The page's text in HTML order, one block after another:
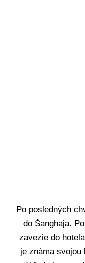
Po posledných
do Šanghaja.
zavezie do
je známa svojou